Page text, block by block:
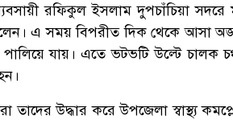
রফিকুল ইসলাম দুপচাঁচিয়া সদরে
এ সময় বিপরীত দিক থেকে আসা
পালিয়ে যায়। এতে ভটভটি উল্টে চালক
তাদের উদ্ধার করে উপজেলা স্বাস্থ্য